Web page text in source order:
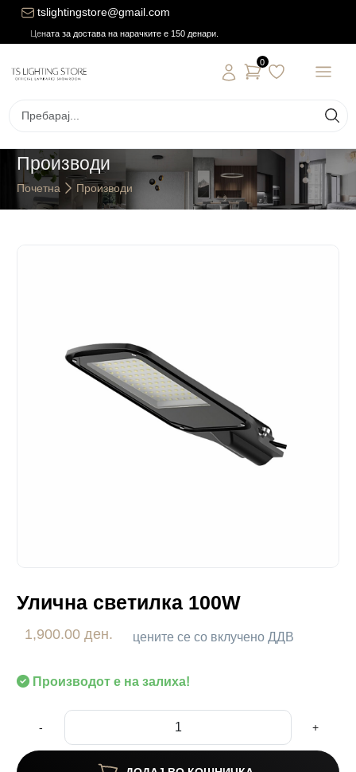
tslightingstore@gmail.com
Цената за достава на нарачките е 150 денари.
0
Производи
Почетна Производи
Улична светилка 100W
1,900.00 ден. цените се со вклучено ДДВ
Производот е на залиха!
- +